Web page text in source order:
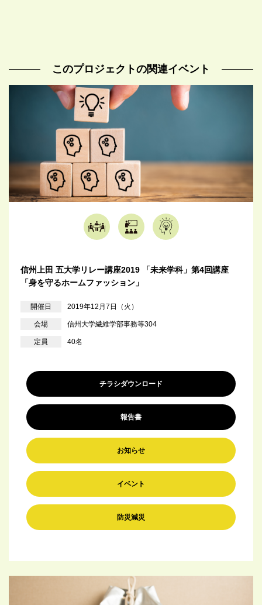
このプロジェクトの関連イベント
信州上田 五大学リレー講座2019 「未来学科」第4回講座
「身を守るホームファッション」
開催日 2019年12月7日（火）
会場 信州大学繊維学部事務等304
定員 40名
チラシダウンロード
報告書
お知らせ
イベント
防災減災